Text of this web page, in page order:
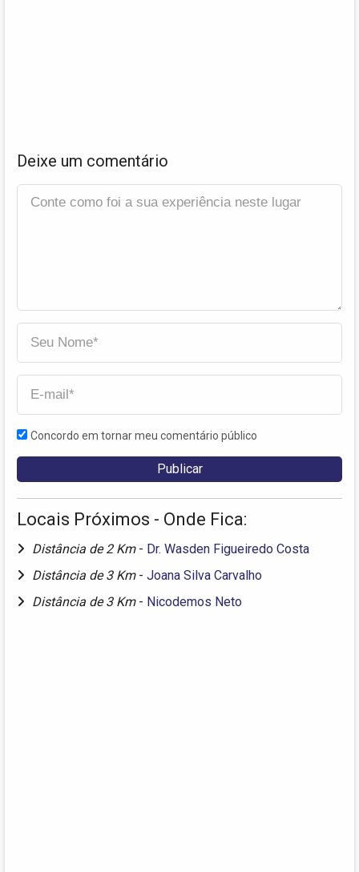
Deixe um comentário
Concordo em tornar meu comentário público
Locais Próximos - Onde Fica:
Distância de 2 Km - Dr. Wasden Figueiredo Costa
Distância de 3 Km - Joana Silva Carvalho
Distância de 3 Km - Nicodemos Neto